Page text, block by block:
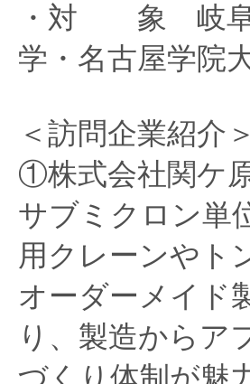
・対 象 岐阜
学・名古屋学院
＜訪問企業紹介＞
①株式会社関ケ
サブミクロン単
用クレーンやト
オーダーメイド
り、製造からア
づくり体制が魅